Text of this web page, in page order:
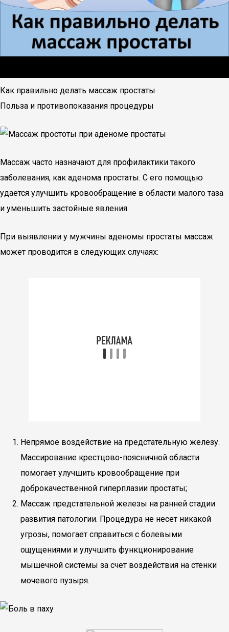
Как правильно делать массаж простаты
Польза и противопоказания процедуры
Массаж часто назначают для профилактики такого
заболевания, как аденома простаты. С его помощью
удается улучшить кровообращение в области малого таза
и уменьшить застойные явления.
При выявлении у мужчины аденомы простаты массаж
может проводится в следующих случаях:
Непрямое воздействие на предстательную железу.
Массирование крестцово-поясничной области
помогает улучшить кровообращение при
доброкачественной гиперплазии простаты;
Массаж предстательной железы на ранней стадии
развития патологии. Процедура не несет никакой
угрозы, помогает справиться с болевыми
ощущениями и улучшить функционирование
мышечной системы за счет воздействия на стенки
мочевого пузыря.